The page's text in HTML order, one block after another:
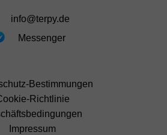
info@terpy.de
Messenger
Bestimmungen
Richtlinie
Impressum